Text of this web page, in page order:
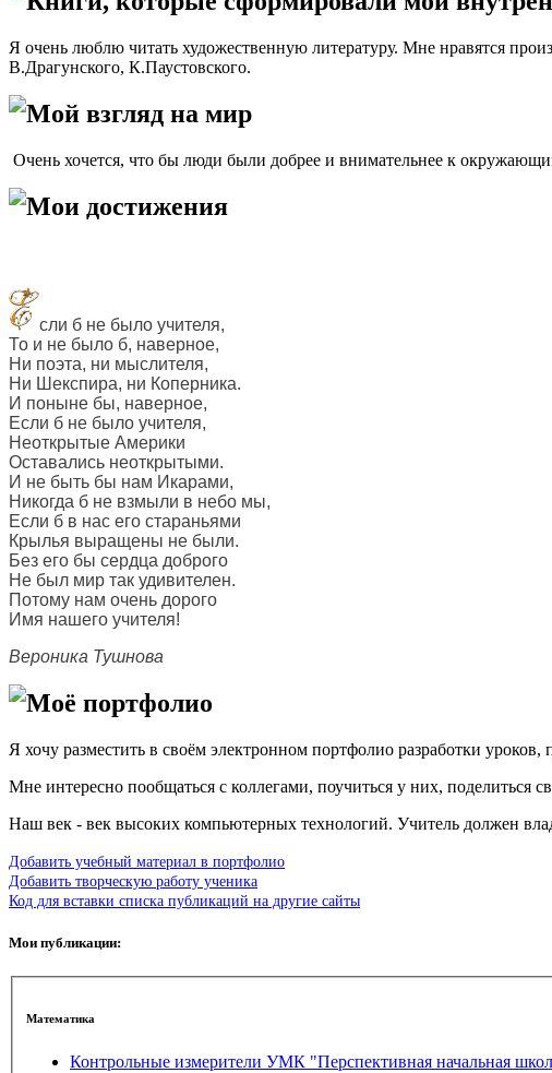
Я очень люблю читать художественную литературу. Мне нравятся
В.Драгунского, К.Паустовского.
Мой взгляд на мир
Очень хочется, что бы люди были добрее и внимательнее к
Мои достижения
сли б не было учителя,
То и не было б, наверное,
Ни поэта, ни мыслителя,
Ни Шекспира, ни Коперника.
И поныне бы, наверное,
Если б не было учителя,
Неоткрытые Америки
Оставались неоткрытыми.
И не быть бы нам Икарами,
Никогда б не взмыли в небо мы,
Если б в нас его стараньями
Крылья выращены не были.
Без его бы сердца доброго
Не был мир так удивителен.
Потому нам очень дорого
Имя нашего учителя!
Вероника Тушнова
Моё портфолио
Я хочу разместить в своём электронном портфолио разработки
Мне интересно пообщаться с коллегами, поучиться у них, поделиться
Наш век - век высоких компьютерных технологий. Учитель должен
Добавить учебный материал в портфолио
Добавить творческую работу ученика
Код для вставки списка публикаций на другие сайты
Мои публикации:
Математика
Контрольные измерители УМК "Перспективная начальная